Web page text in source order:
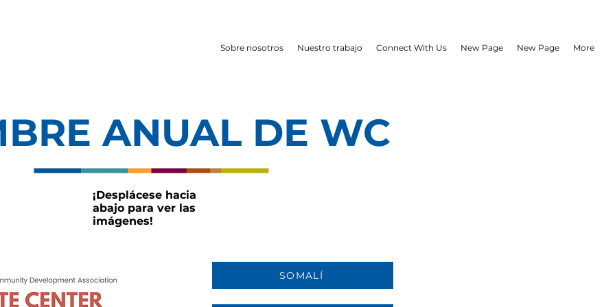
Sobre nosotros Nuestro trabajo Connect With Us New Page New Page More
ANUAL DE WC
¡Desplácese hacia
abajo para ver las
imágenes!
SOMALÍ